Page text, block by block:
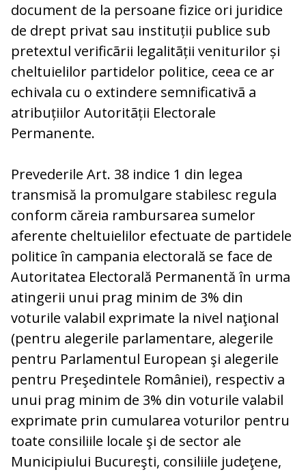
document de la persoane fizice ori juridice
de drept privat sau instituții publice sub
pretextul verificãrii legalitãții veniturilor și
cheltuielilor partidelor politice, ceea ce ar
echivala cu o extindere semnificativã a
atribuțiilor Autoritãții Electorale
Permanente.
Prevederile Art. 38 indice 1 din legea
transmisă la promulgare stabilesc regula
conform căreia rambursarea sumelor
aferente cheltuielilor efectuate de partidele
politice în campania electorală se face de
Autoritatea Electorală Permanentă în urma
atingerii unui prag minim de 3% din
voturile valabil exprimate la nivel naţional
(pentru alegerile parlamentare, alegerile
pentru Parlamentul European şi alegerile
pentru Preşedintele României), respectiv a
unui prag minim de 3% din voturile valabil
exprimate prin cumularea voturilor pentru
toate consiliile locale şi de sector ale
Municipiului Bucureşti, consiliile judeţene,